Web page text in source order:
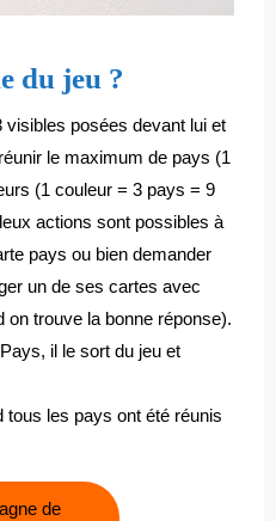
du jeu ?
posées devant lui et
le maximum de pays (1
(1 couleur = 3 pays = 9
actions sont possibles à
pays ou bien demander
un de ses cartes avec
on trouve la bonne réponse).
il le sort du jeu et
tous les pays ont été réunis
de